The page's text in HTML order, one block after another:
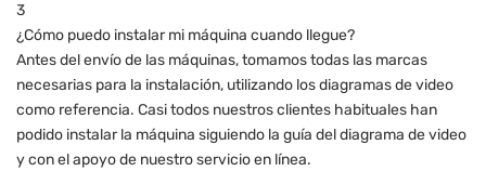
3
¿Cómo puedo instalar mi máquina cuando llegue?
Antes del envío de las máquinas, tomamos todas las marcas
necesarias para la instalación, utilizando los diagramas de video
como referencia. Casi todos nuestros clientes habituales han
podido instalar la máquina siguiendo la guía del diagrama de video
y con el apoyo de nuestro servicio en línea.